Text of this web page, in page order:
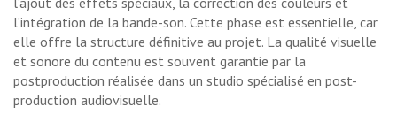
l’intégration de la bande-son. Cette phase est essentielle, car
elle offre la structure définitive au projet. La qualité visuelle
et sonore du contenu est souvent garantie par la
postproduction réalisée dans un studio spécialisé en post-
production audiovisuelle.